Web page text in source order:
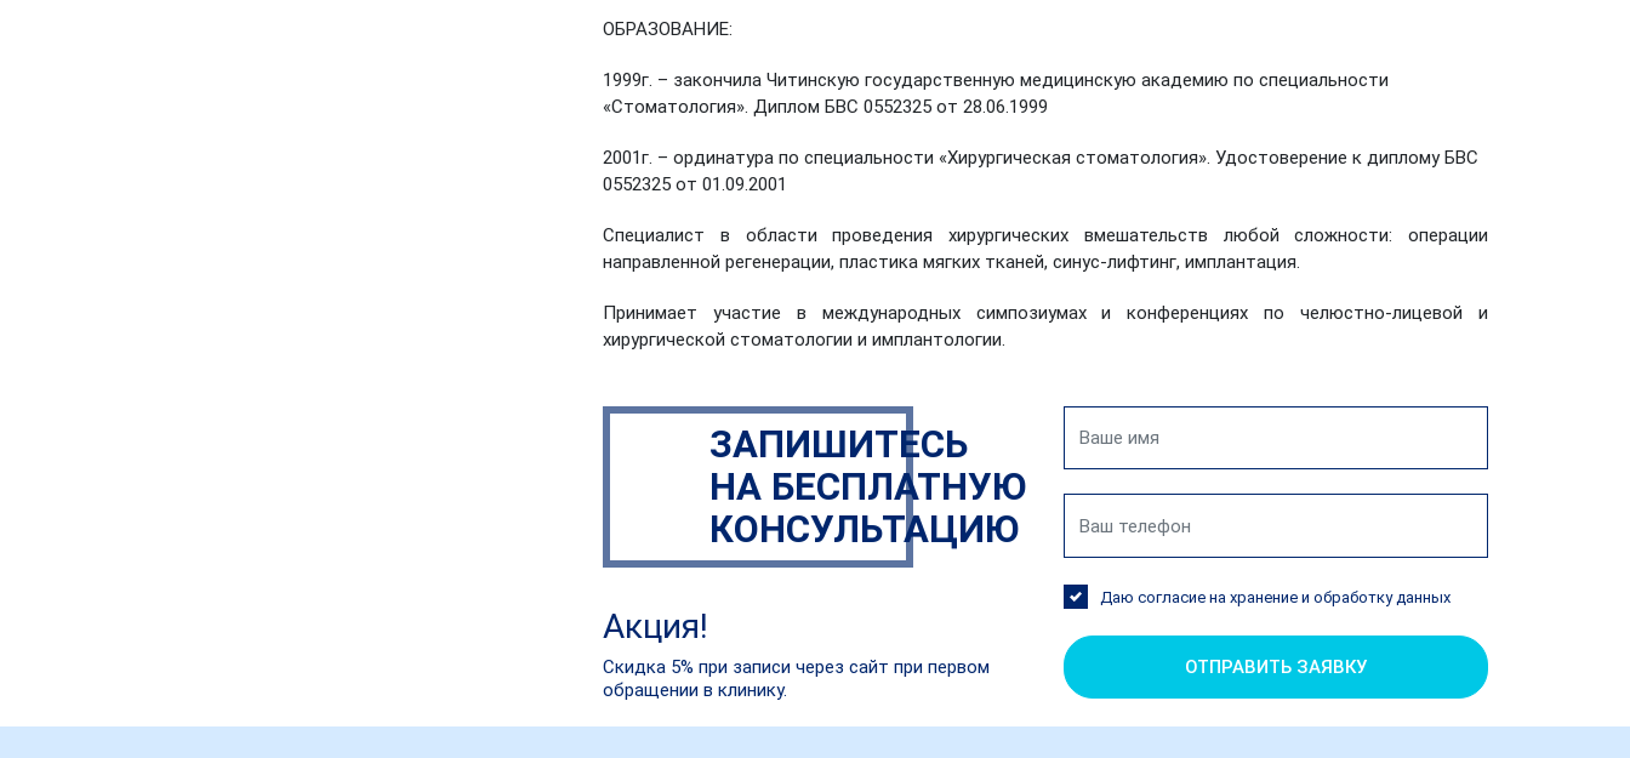
ОБРАЗОВАНИЕ:
1999г. – закончила Читинскую государственную медицинскую академию по специальности
«Стоматология». Диплом БВС 0552325 от 28.06.1999
2001г. – ординатура по специальности «Хирургическая стоматология». Удостоверение к диплому БВС
0552325 от 01.09.2001
Специалист в области проведения хирургических вмешательств любой сложности: операции
направленной регенерации, пластика мягких тканей, синус-лифтинг, имплантация.
Принимает участие в международных симпозиумах и конференциях по челюстно-лицевой и
хирургической стоматологии и имплантологии.
ЗАПИШИТЕСЬ
НА БЕСПЛАТНУЮ
КОНСУЛЬТАЦИЮ
Акция!
Скидка 5% при записи через сайт при первом
обращении в клинику.
Даю согласие на хранение и обработку данных
ОТПРАВИТЬ ЗАЯВКУ